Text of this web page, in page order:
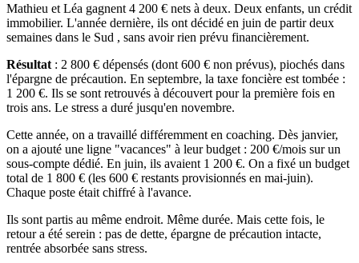
Mathieu et Léa gagnent 4 200 € nets à deux. Deux enfants, un crédit
immobilier. L'année dernière, ils ont décidé en juin de partir deux
semaines dans le Sud , sans avoir rien prévu financièrement.
Résultat : 2 800 € dépensés (dont 600 € non prévus), piochés dans
l'épargne de précaution. En septembre, la taxe foncière est tombée :
1 200 €. Ils se sont retrouvés à découvert pour la première fois en
trois ans. Le stress a duré jusqu'en novembre.
Cette année, on a travaillé différemment en coaching. Dès janvier,
on a ajouté une ligne "vacances" à leur budget : 200 €/mois sur un
sous-compte dédié. En juin, ils avaient 1 200 €. On a fixé un budget
total de 1 800 € (les 600 € restants provisionnés en mai-juin).
Chaque poste était chiffré à l'avance.
Ils sont partis au même endroit. Même durée. Mais cette fois, le
retour a été serein : pas de dette, épargne de précaution intacte,
rentrée absorbée sans stress.